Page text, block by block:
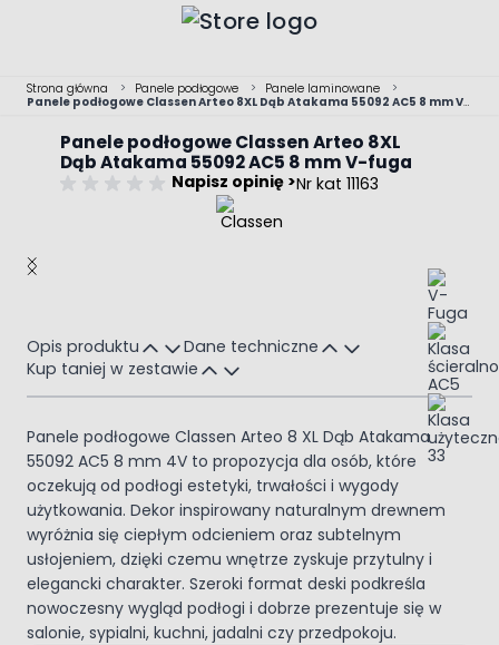
Strona główna > Panele podłogowe > Panele laminowane
>
Panele podłogowe Classen Arteo 8XL Dąb Atakama 55092 AC5 8 mm V-
Panele podłogowe Classen Arteo 8XL
Dąb Atakama 55092 AC5 8 mm V-fuga
Napisz opinię >Nr kat 11163
Main image
Click to view image in fullscreen
Opis produktu
Dane techniczne
Kup taniej w zestawie
Panele podłogowe Classen Arteo 8 XL Dąb Atakama
55092 AC5 8 mm 4V to propozycja dla osób, które
oczekują od podłogi estetyki, trwałości i wygody
użytkowania. Dekor inspirowany naturalnym drewnem
wyróżnia się ciepłym odcieniem oraz subtelnym
usłojeniem, dzięki czemu wnętrze zyskuje przytulny i
elegancki charakter. Szeroki format deski podkreśla
nowoczesny wygląd podłogi i dobrze prezentuje się w
salonie, sypialni, kuchni, jadalni czy przedpokoju.